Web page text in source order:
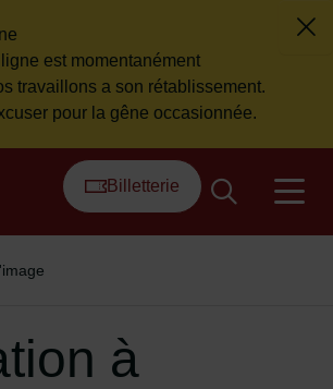
ligne est momentanément
travaillons a son rétablissement.
pour la gêne occasionnée.
à l'accueil
Billetterie
à